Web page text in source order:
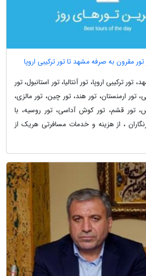
تور مقرون به صرفه مشهد تا تور ترکیبی اروپا
ترکیبی اروپا، تور آنتالیا، تور استانبول، تور
تور ارمنستان، تور هند، تور چین، تور مالزی،
تور قشم، تور کوش آداسی، تور روسیه، با
، از هزینه و خدمات مسافرتی هریک از